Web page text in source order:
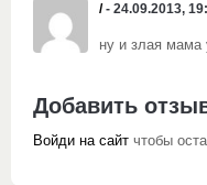
/- 24.09.2013,
ну и злая мама
Добавить
Войди на сайт чтобы